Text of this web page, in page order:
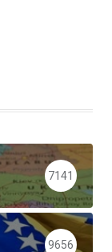
7141
9656